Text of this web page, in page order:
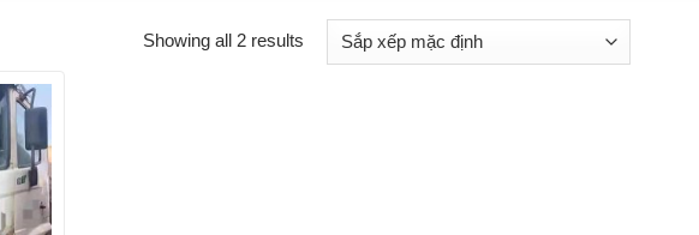
Showing all 2 results